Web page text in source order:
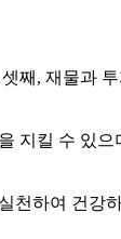
째, 재물과
지킬 수 있
천하여 건강